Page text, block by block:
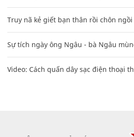
Truy nã kẻ giết bạn thân rồi chôn
Sự tích ngày ông Ngâu - bà Ngâu
Video: Cách quấn dây sạc điện thoại